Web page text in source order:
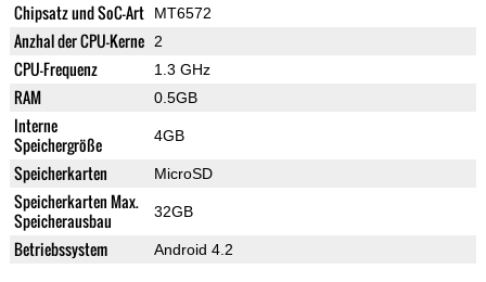
Chipsatz und SoC-Art MT6572
Anzhal der CPU-Kerne 2
CPU-Frequenz 1.3 GHz
RAM 0.5GB
Interne
Speichergröße
4GB
Speicherkarten MicroSD
Speicherkarten Max.
Speicherausbau
32GB
Betriebssystem Android 4.2